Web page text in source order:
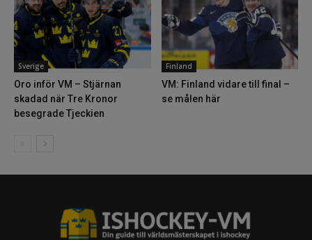
Sverige
Oro inför VM – Stjärnan
skadad när Tre Kronor
besegrade Tjeckien
Finland
VM: Finland vidare till final –
se målen här